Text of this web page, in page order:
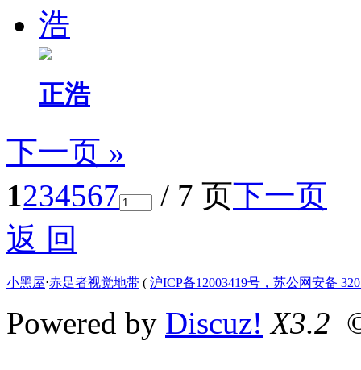
正浩
下一页 »
1234567 / 7 页下一页
返 回
小黑屋⋅赤足者视觉地带 ( 沪ICP备12003419号，苏公网安备
Powered by Discuz! X3.2